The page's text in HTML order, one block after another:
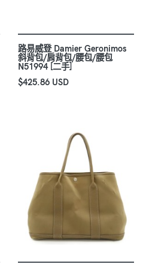
路易威登 Damier Geronimos
斜背包/肩背包/腰包/腰包
N51994 [二手]
$425.86 USD